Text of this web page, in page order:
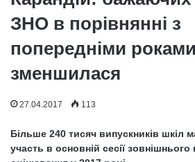
ЗНО в порівнянні з
попередніми роками
зменшилася
27.04.2017 113
Більше 240 тисяч випускників шкіл
участь в основній сесії зовнішнього